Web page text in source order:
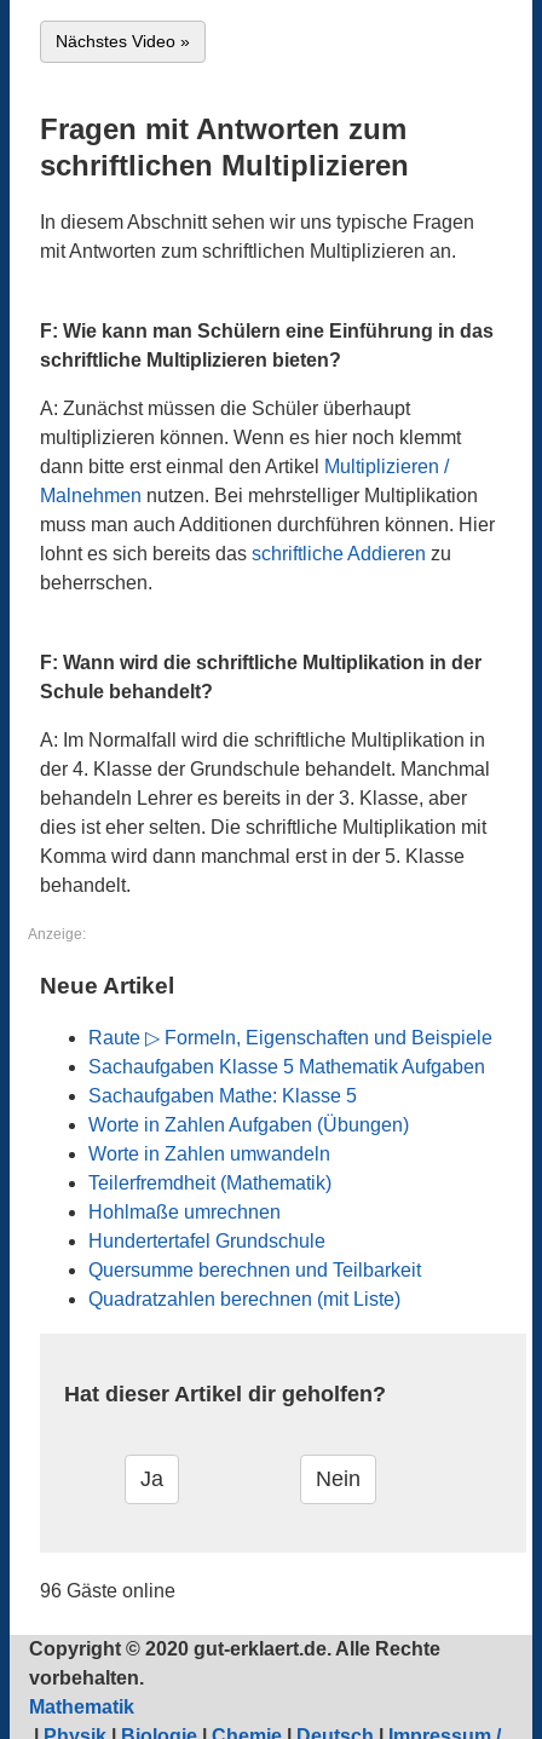
Nächstes Video »
Fragen mit Antworten zum
schriftlichen Multiplizieren
In diesem Abschnitt sehen wir uns typische Fragen
mit Antworten zum schriftlichen Multiplizieren an.
F: Wie kann man Schülern eine Einführung in das
schriftliche Multiplizieren bieten?
A: Zunächst müssen die Schüler überhaupt
multiplizieren können. Wenn es hier noch klemmt
dann bitte erst einmal den Artikel Multiplizieren /
Malnehmen nutzen. Bei mehrstelliger Multiplikation
muss man auch Additionen durchführen können. Hier
lohnt es sich bereits das schriftliche Addieren zu
beherrschen.
F: Wann wird die schriftliche Multiplikation in der
Schule behandelt?
A: Im Normalfall wird die schriftliche Multiplikation in
der 4. Klasse der Grundschule behandelt. Manchmal
behandeln Lehrer es bereits in der 3. Klasse, aber
dies ist eher selten. Die schriftliche Multiplikation mit
Komma wird dann manchmal erst in der 5. Klasse
behandelt.
Anzeige:
Neue Artikel
Raute ▷ Formeln, Eigenschaften und Beispiele
Sachaufgaben Klasse 5 Mathematik Aufgaben
Sachaufgaben Mathe: Klasse 5
Worte in Zahlen Aufgaben (Übungen)
Worte in Zahlen umwandeln
Teilerfremdheit (Mathematik)
Hohlmaße umrechnen
Hundertertafel Grundschule
Quersumme berechnen und Teilbarkeit
Quadratzahlen berechnen (mit Liste)
Hat dieser Artikel dir geholfen?
96 Gäste online
Copyright © 2020 gut-erklaert.de. Alle Rechte
vorbehalten.
Mathematik